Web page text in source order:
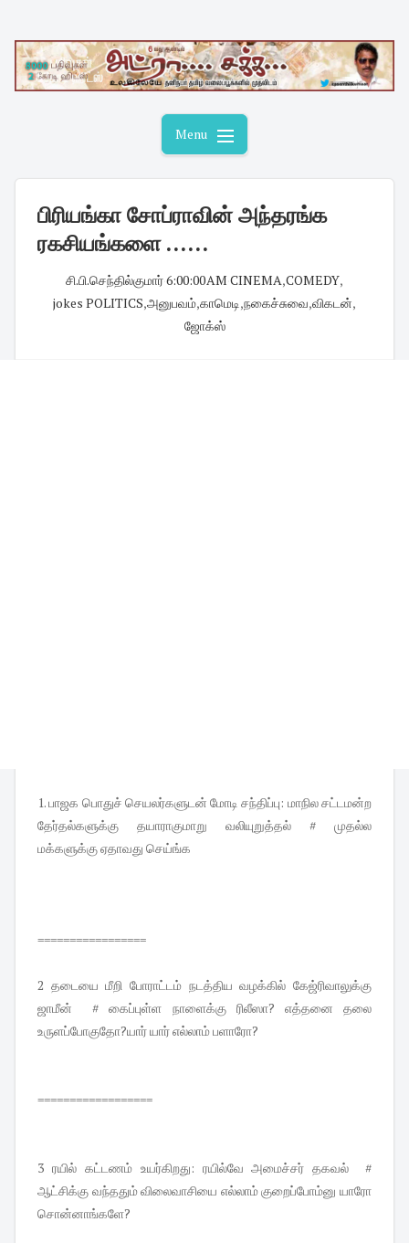
content
Menu
பிரியங்கா சோப்ராவின் அந்தரங்க
ரகசியங்களை ......
சி.பி.செந்தில்குமார்6:00:00 AM CINEMA,COMEDY,
jokes POLITICS,அனுபவம்,காமெடி,நகைச்சுவை,விகடன்,
ஜோக்ஸ்
1. பாஜக பொதுச் செயலர்களுடன் மோடி சந்திப்பு: மாநில சட்டமன்ற
தேர்தல்களுக்கு தயாராகுமாறு வலியுறுத்தல் # முதல்ல
மக்களுக்கு ஏதாவது செய்ங்க
=================
2 தடையை மீறி போராட்டம் நடத்திய வழக்கில் கேஜ்ரிவாலுக்கு
ஜாமீன் # கைப்புள்ள நாளைக்கு ரிலீஸா? எத்தனை தலை
உருளப்போகுதோ?யார் யார் எல்லாம் பளாரோ?
==================
3 ரயில் கட்டணம் உயர்கிறது: ரயில்வே அமைச்சர் தகவல் #
ஆட்சிக்கு வந்ததும் விலைவாசியை எல்லாம் குறைப்போம்னு யாரோ
சொன்னாங்களே?